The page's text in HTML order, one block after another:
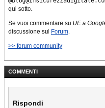
qui sotto.
Se vuoi commentare su UE a
discussione sul
Forum.
>> forum community
COMMENTI
Rispondi